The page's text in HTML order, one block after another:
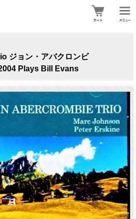
ジョン・アバクロンビ
Plays Bill Evans